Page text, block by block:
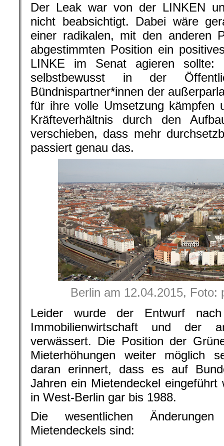
Der Leak war von der LINKEN
nicht beabsichtigt. Dabei wäre
einer radikalen, mit den anderen
abgestimmten Position ein
LINKE im Senat agieren sollte:
selbstbewusst in der
Bündnispartner*innen der
für ihre volle Umsetzung kämpfen
Kräfteverhältnis durch den
verschieben, dass mehr
passiert genau das.
Berlin am 12.04.2015, Foto:
Leider wurde der Entwurf
Immobilienwirtschaft und der
verwässert. Die Position der
Mieterhöhungen weiter möglich
daran erinnert, dass es auf
Jahren ein Mietendeckel
in West-Berlin gar bis 1988.
Die wesentlichen
Mietendeckels sind: